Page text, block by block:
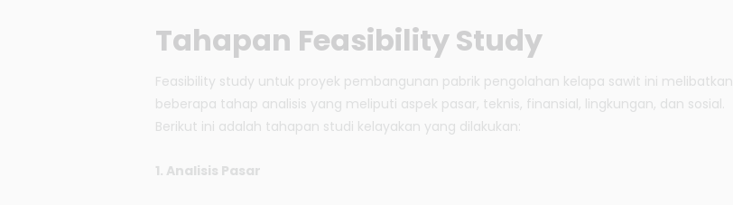
Tahapan Feasibility Study
Feasibility study untuk proyek pembangunan pabrik pengolahan kelapa sawit ini melibatkan
beberapa tahap analisis yang meliputi aspek pasar, teknis, finansial, lingkungan, dan sosial.
Berikut ini adalah tahapan studi kelayakan yang dilakukan:
1. Analisis Pasar